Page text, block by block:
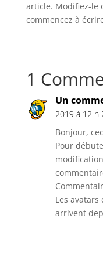
article. Modifiez-le
commencez à
1
Un
2019 à 12 h
Bonjour,
Pour
Les
arrivent